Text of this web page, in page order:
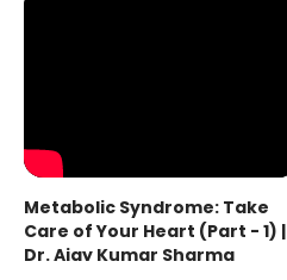
Metabolic Syndrome: Take
Care of Your Heart (Part - 1) |
Dr. Ajay Kumar Sharma